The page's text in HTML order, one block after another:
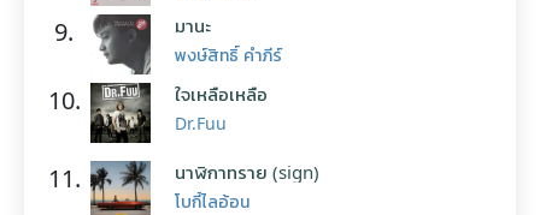
9. มานะ
พงษ์สิทธิ์ คำภีร์
10. ใจเหลือเหลือ
Dr.Fuu
11. นาฬิกาทราย (sign)
โบกี้ไลอ้อน